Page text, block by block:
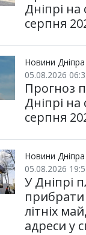
Дніпрі на
серпня
Новини Дніпра
05.08.2026
Прогноз
Дніпрі на
серпня
Новини Дніпра
05.08.2026
У Дніпрі
прибрати
літніх
адреси у